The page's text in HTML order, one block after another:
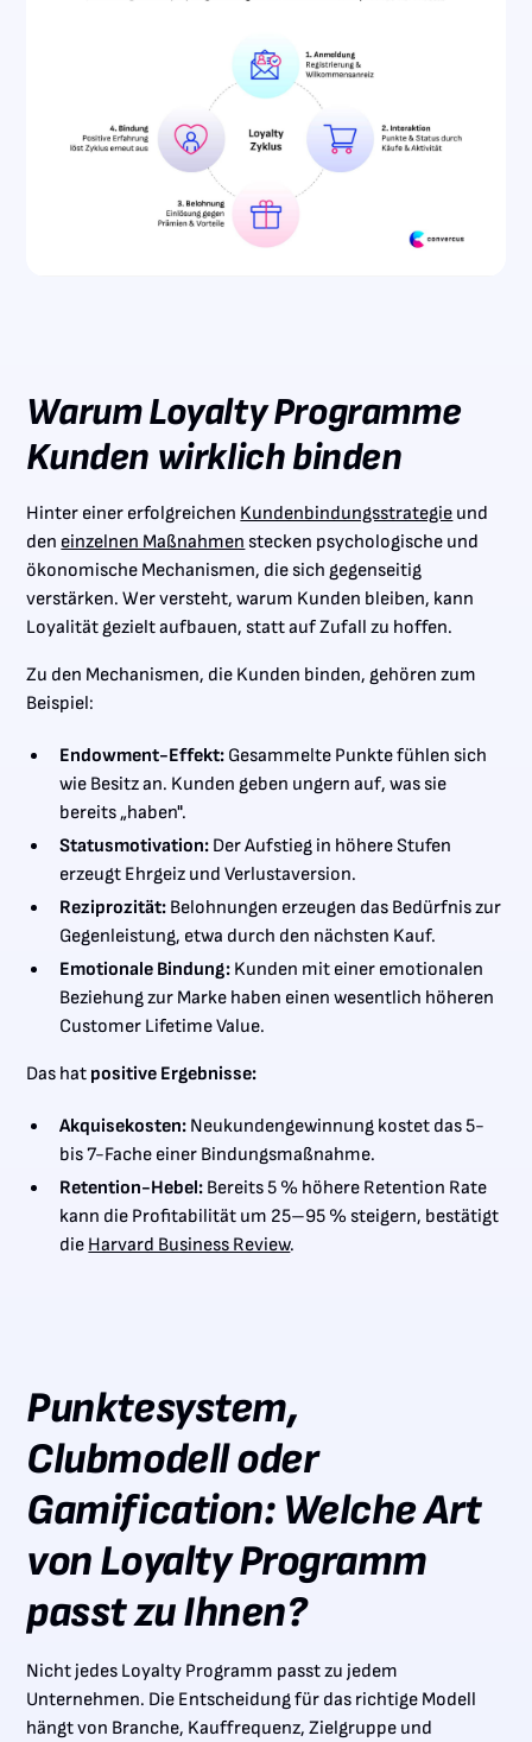
Warum Loyalty Programme
Kunden wirklich binden
Hinter einer erfolgreichen Kundenbindungsstrategie und
den einzelnen Maßnahmen stecken psychologische und
ökonomische Mechanismen, die sich gegenseitig
verstärken. Wer versteht, warum Kunden bleiben, kann
Loyalität gezielt aufbauen, statt auf Zufall zu hoffen.
Zu den Mechanismen, die Kunden binden, gehören zum
Beispiel:
Endowment-Effekt: Gesammelte Punkte fühlen sich
wie Besitz an. Kunden geben ungern auf, was sie
bereits „haben".
Statusmotivation: Der Aufstieg in höhere Stufen
erzeugt Ehrgeiz und Verlustaversion.
Reziprozität: Belohnungen erzeugen das Bedürfnis zur
Gegenleistung, etwa durch den nächsten Kauf.
Emotionale Bindung: Kunden mit einer emotionalen
Beziehung zur Marke haben einen wesentlich höheren
Customer Lifetime Value.
Das hat positive Ergebnisse:
Akquisekosten: Neukundengewinnung kostet das 5-
bis 7-Fache einer Bindungsmaßnahme.
Retention-Hebel: Bereits 5 % höhere Retention Rate
kann die Profitabilität um 25–95 % steigern, bestätigt
die Harvard Business Review.
Punktesystem,
Clubmodell oder
Gamification: Welche Art
von Loyalty Programm
passt zu Ihnen?
Nicht jedes Loyalty Programm passt zu jedem
Unternehmen. Die Entscheidung für das richtige Modell
hängt von Branche, Kauffrequenz, Zielgruppe und